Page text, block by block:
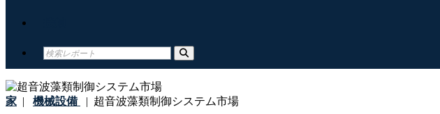
家 | 機械設備 | 超音波藻類制御システム市場